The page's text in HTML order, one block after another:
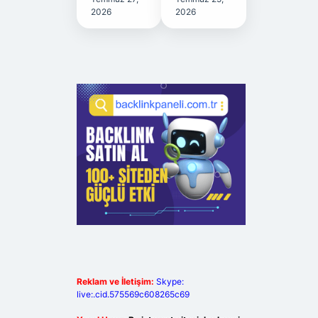
2026
2026
Reklam ve İletişim: Skype:
live:.cid.575569c608265c69